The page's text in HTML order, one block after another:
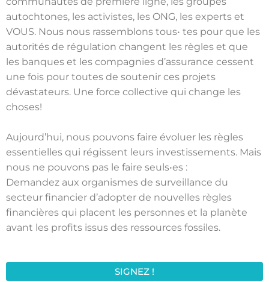
autochtones, les activistes, les ONG, les experts et
VOUS. Nous nous rassemblons tous• tes pour que les
autorités de régulation changent les règles et que
les banques et les compagnies d’assurance cessent
une fois pour toutes de soutenir ces projets
dévastateurs. Une force collective qui change les
choses!
Aujourd’hui, nous pouvons faire évoluer les règles
essentielles qui régissent leurs investissements. Mais
nous ne pouvons pas le faire seuls•es :
Demandez aux organismes de surveillance du
secteur financier d’adopter de nouvelles règles
financières qui placent les personnes et la planète
avant les profits issus des ressources fossiles.
SIGNEZ !